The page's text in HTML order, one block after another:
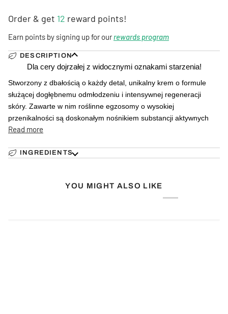
Order & get 12 reward points!
Earn points by signing up for ourrewards program
DESCRIPTION
Dla cery dojrzałej z widocznymi oznakami starzenia!
Stworzony z dbałością o każdy detal, unikalny krem o formule
służącej dogłębnemu odmłodzeniu i intensywnej regeneracji
skóry. Zawarte w nim roślinne egzosomy o wysokiej
przenikalności są doskonałym nośnikiem substancji aktywnych
Read more
INGREDIENTS
YOU MIGHT ALSO LIKE